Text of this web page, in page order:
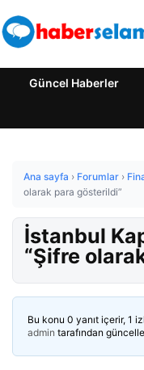
Güncel Haberler
Ana sayfa › Forumlar ›
olarak para gösterildi”
İstanbul
“Şifre
Bu konu 0 yanıt içerir, 1
admin tarafından